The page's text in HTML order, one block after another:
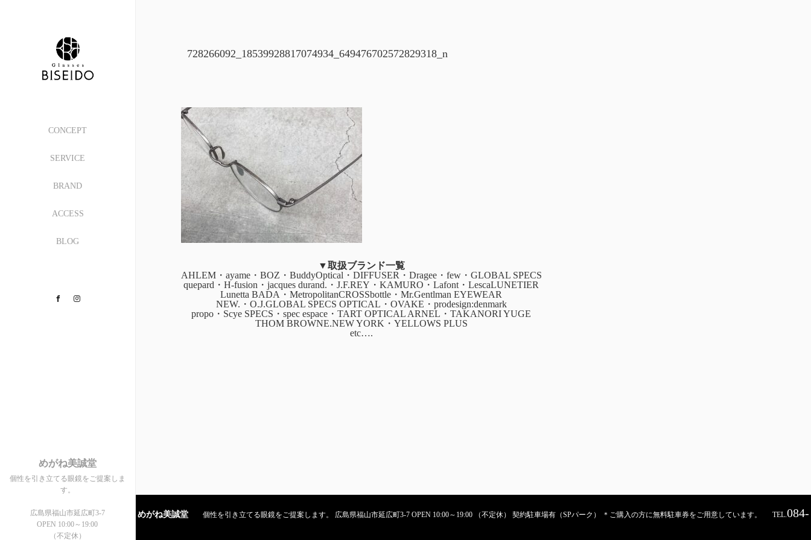
CONCEPT
SERVICE
BRAND
ACCESS
BLOG
Facebook
めがね美誠堂
個性を引き立てる眼鏡をご提案しま
す。
広島県福山市延広町3-7
OPEN 10:00～19:00
（不定休）
728266092_18539928817074934_649476702572829318_n
▼取扱ブランド一覧
AHLEM・ayame・BOZ・BuddyOptical・DIFFUSER・Dragee・few・GLOBAL SPECS
quepard・H-fusion・jacques durand.・J.F.REY・KAMURO・Lafont・LescaLUNETIER
Lunetta BADA・MetropolitanCROSSbottle・Mr.Gentlman EYEWEAR
NEW.・O.J.GLOBAL SPECS OPTICAL・OVAKE・prodesign:denmark
propo・Scye SPECS・spec espace・TART OPTICAL ARNEL・TAKANORI YUGE
THOM BROWNE.NEW YORK・YELLOWS PLUS
etc….
めがね美誠堂 個性を引き立てる眼鏡をご提案します。 広島県福山市延広町3-7 OPEN 10:00～19:00 （不定休） 契約駐車場有（SPパーク） ＊ご購入の方に無料駐車券をご用意しています。 TEL.084-